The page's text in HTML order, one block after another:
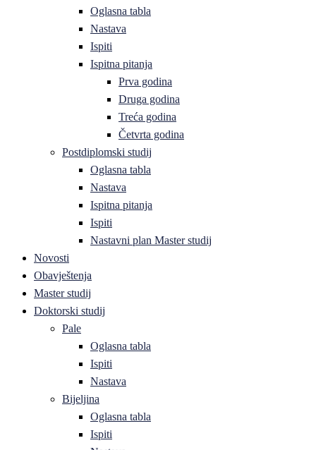
Oglasna tabla
Nastava
Ispiti
Ispitna pitanja
Prva godina
Druga godina
Treća godina
Četvrta godina
Postdiplomski studij
Oglasna tabla
Nastava
Ispitna pitanja
Ispiti
Nastavni plan Master studij
Novosti
Obavještenja
Master studij
Doktorski studij
Pale
Oglasna tabla
Ispiti
Nastava
Bijeljina
Oglasna tabla
Ispiti